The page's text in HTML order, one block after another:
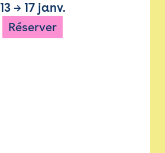
13→ 17 janv.
Réserver